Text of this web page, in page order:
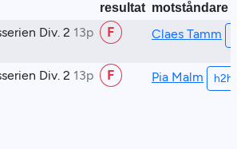
resultat motståndare
Div. 2 13p F Claes Tamm
Div. 2 13p F Pia Malm h2h